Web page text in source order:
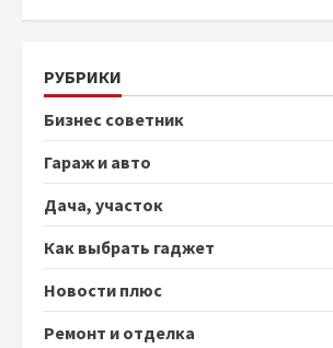
РУБРИКИ
Бизнес советник
Гараж и авто
Дача, участок
Как выбрать гаджет
Новости плюс
Ремонт и отделка